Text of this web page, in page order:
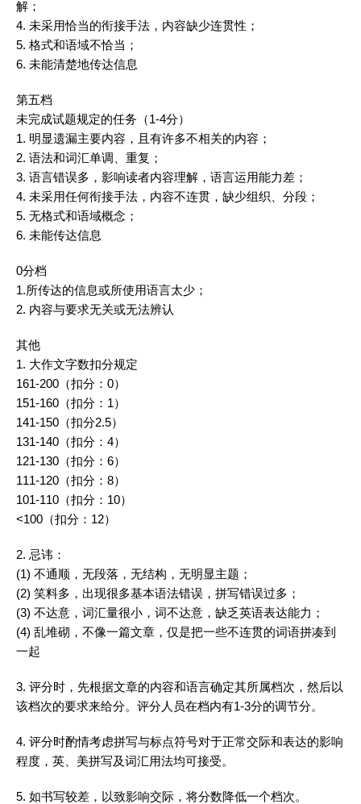
解；
4. 未采用恰当的衔接手法，内容缺少连贯性；
5. 格式和语域不恰当；
6. 未能清楚地传达信息
第五档
未完成试题规定的任务（1-4分）
1. 明显遗漏主要内容，且有许多不相关的内容；
2. 语法和词汇单调、重复；
3. 语言错误多，影响读者内容理解，语言运用能力差；
4. 未采用任何衔接手法，内容不连贯，缺少组织、分段；
5. 无格式和语域概念；
6. 未能传达信息
0分档
1.所传达的信息或所使用语言太少；
2. 内容与要求无关或无法辨认
其他
1. 大作文字数扣分规定
161-200（扣分：0）
151-160（扣分：1）
141-150（扣分2.5）
131-140（扣分：4）
121-130（扣分：6）
111-120（扣分：8）
101-110（扣分：10）
<100（扣分：12）
2. 忌讳：
(1) 不通顺，无段落，无结构，无明显主题；
(2) 笑料多，出现很多基本语法错误，拼写错误过多；
(3) 不达意， 词汇量很小，词不达意，缺乏英语表达能力；
(4) 乱堆砌，不像一篇文章，仅是把一些不连贯的词语拼凑到
一起
3. 评分时，先根据文章的内容和语言确定其所属档次，然后以
该档次的要求来给分。评分人员在档内有1-3分的调节分。
4. 评分时酌情考虑拼写与标点符号对于正常交际和表达的影响
程度，英、美拼写及词汇用法均可接受。
5. 如书写较差，以致影响交际，将分数降低一个档次。